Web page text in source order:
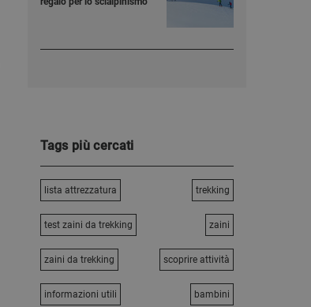
Tags più cercati
lista attrezzatura trekking
test zaini da trekking zaini
zaini da trekking scoprire attività
informazioni utili bambini